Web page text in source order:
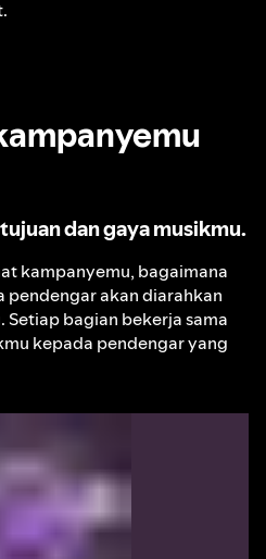
dan gaya musikmu.
kampanyemu, bagaimana
pendengar akan diarahkan
bagian bekerja sama
kepada pendengar yang